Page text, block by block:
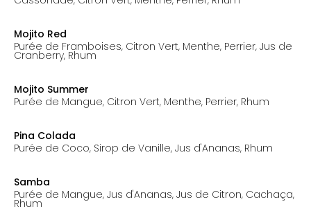
Mojito Red
Purée de Framboises, Citron Vert, Menthe, Perrier, Jus de
Cranberry, Rhum
Mojito Summer
Purée de Mangue, Citron Vert, Menthe, Perrier, Rhum
Pina Colada
Purée de Coco, Sirop de Vanille, Jus d'Ananas, Rhum
Samba
Purée de Mangue, Jus d'Ananas, Jus de Citron, Cachaça,
Rhum